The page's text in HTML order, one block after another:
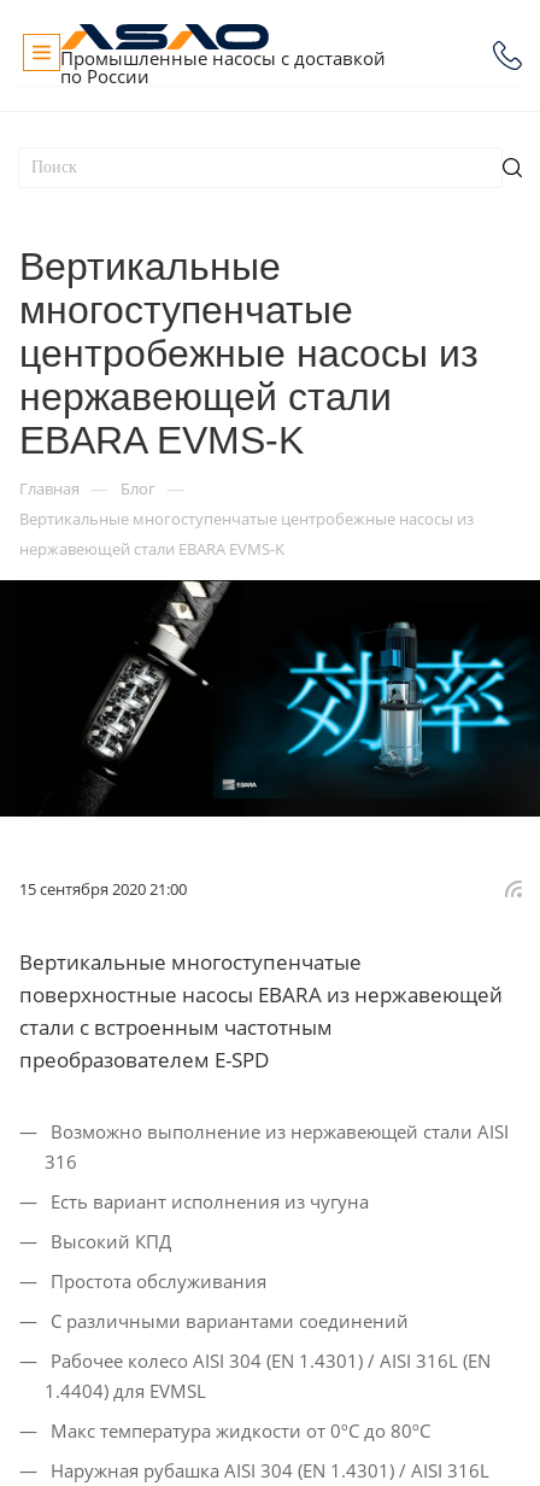
Промышленные насосы с доставкой
по России
Вертикальные
многоступенчатые
центробежные насосы из
нержавеющей стали
EBARA EVMS-K
Главная — Блог —
Вертикальные многоступенчатые центробежные насосы из
нержавеющей стали EBARA EVMS-K
15 сентября 2020 21:00
Вертикальные многоступенчатые
поверхностные насосы EBARA из нержавеющей
стали с встроенным частотным
преобразователем E-SPD
Возможно выполнение из нержавеющей стали AISI
316
Есть вариант исполнения из чугуна
Высокий КПД
Простота обслуживания
С различными вариантами соединений
Рабочее колесо AISI 304 (EN 1.4301) / AISI 316L (EN
1.4404) для EVMSL
Макс температура жидкости от 0ºC до 80ºC
Наружная рубашка AISI 304 (EN 1.4301) / AISI 316L